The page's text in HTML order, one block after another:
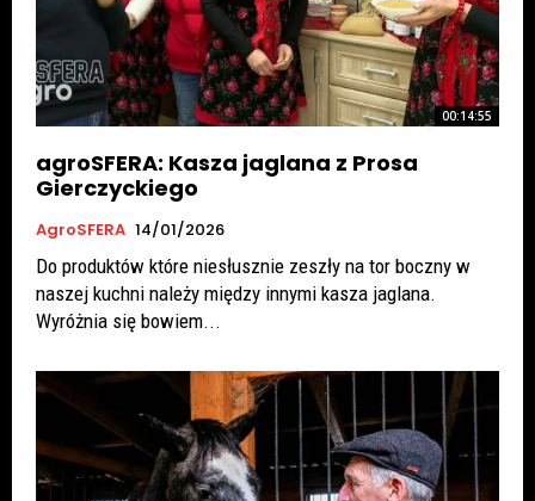
00:14:55
agroSFERA: Kasza jaglana z Prosa
Gierczyckiego
AgroSFERA 14/01/2026
Do produktów które niesłusznie zeszły na tor boczny w
naszej kuchni należy między innymi kasza jaglana.
Wyróżnia się bowiem...